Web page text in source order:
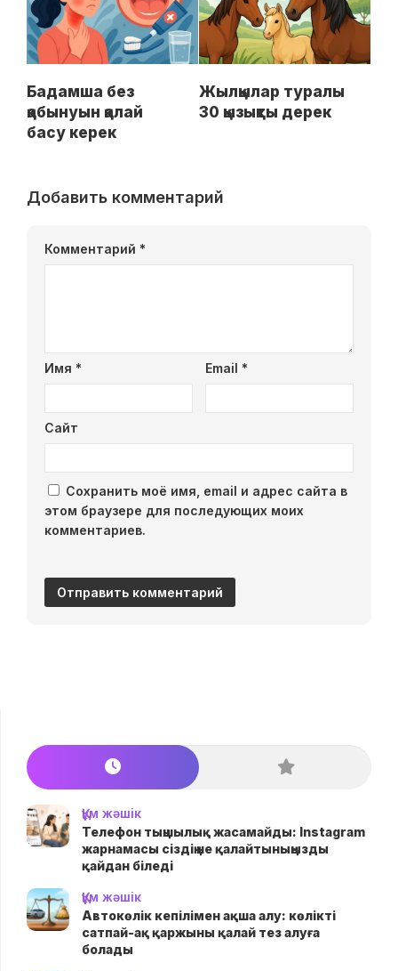
Бадамша без
қабынуын қалай
басу керек
Жылқылар туралы
30 қызықты дерек
Добавить комментарий
Комментарий *
Имя * Email *
Сайт
Сохранить моё имя, email и адрес сайта в
этом браузере для последующих моих
комментариев.
Құм жәшік
Телефон тыңшылық жасамайды: Instagram
жарнамасы сіздің не қалайтыныңызды
қайдан біледі
Құм жәшік
Автокөлік кепілімен ақша алу: көлікті
сатпай-ақ қаржыны қалай тез алуға
болады